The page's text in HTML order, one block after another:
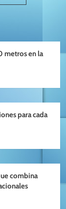
metros en la
para cada
combina